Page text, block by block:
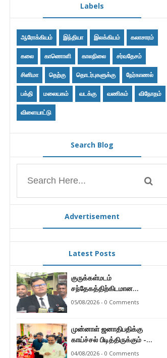
Labels
ஆரோக்கியம் இந்தியா இலக்கியம் கலாசாரம்
கலை காணொளி காலநிலை சர்வதேசம்
சினிமா தெற்கு தொடர்புகளுக்கு நேர்காணல்
பக்தி மலையகம் வடக்கு வணிகம் விநோதம்
விளையாட்டு
Search Blog
Advertisement
Latest Posts
குருக்கள்மடம்
சந்தேகத்திற்கிடமான
மனிதப்புதைகுழி தொடர்பான
தவணையிடப்பட்டுள்ளது.
05/08/2026 - 0 Comments
முன்னாள் ஜனாதிபதிக்கு
காய்ச்சல் பிடித்திருக்கும் -
பாராளுமன்ற உறுப்பினர் ஸ்ரீநேசன்
04/08/2026 - 0 Comments